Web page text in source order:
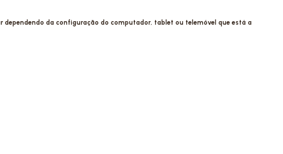
dependendo da configuração do computador, tablet ou telemóvel que está a